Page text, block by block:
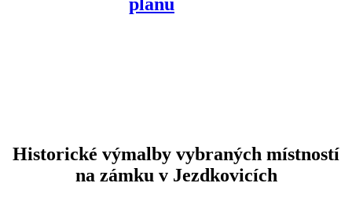
Historické výmalby vybraných místností
na zámku v Jezdkovicích